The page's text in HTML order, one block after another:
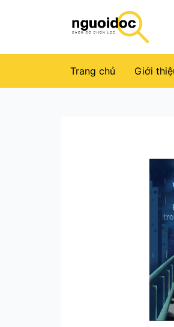
Trang chủ (current)
Giới